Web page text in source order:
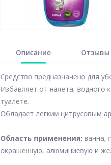
Описание Отзывы
Средство предназначено для
Избавляет от налета, водного
туалете.
Обладает легким цитрусовым
Область применения: ванна,
окрашенную, алюминиевую и